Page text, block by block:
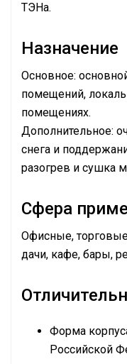
ТЭНа.
Назначение
Основное:
помещений,
помещениях.
Дополнительное:
снега и
разогрев и сушка
Сфера
Офисные,
дачи, кафе, бары,
Форма
Российской